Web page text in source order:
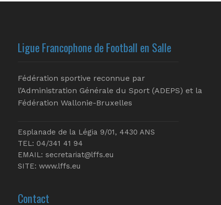
Ligue Francophone de Football en Salle
Fédération sportive reconnue par
l’Administration Générale du Sport (ADEPS) et la
Fédération Wallonie-Bruxelles
Esplanade de la Légia 9/01, 4430 ANS
TEL: 04/341 41 94
EMAIL: secretariat@lffs.eu
SITE: www.lffs.eu
Contact